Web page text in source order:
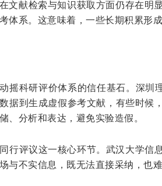
文献检索与知识获取方面仍存在明
体系。这意味着，一些长期积累形
摇科研评价体系的信任基石。深圳
据到生成虚假参考文献，有些时候
、分析和表达，避免实验造假。
行评议这一核心环节。武汉大学信
与不实信息，既无法直接采纳，也